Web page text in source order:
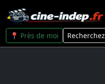
📍 Près de moi Recherchez